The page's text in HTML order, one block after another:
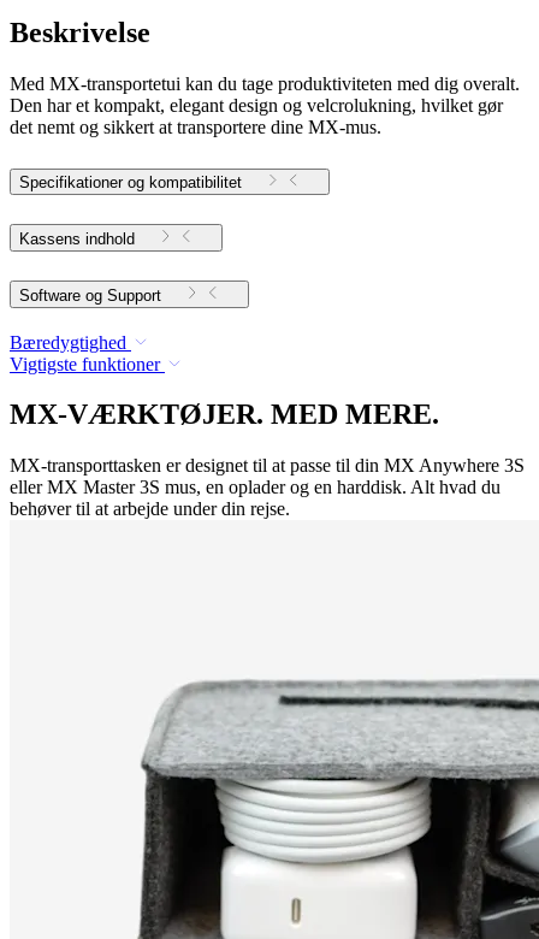
Beskrivelse
Med MX-transportetui kan du tage produktiviteten med dig overalt.
Den har et kompakt, elegant design og velcrolukning, hvilket gør
det nemt og sikkert at transportere dine MX-mus.
Specifikationer og kompatibilitet
Kassens indhold
Software og Support
Bæredygtighed
Vigtigste funktioner
MX-VÆRKTØJER. MED MERE.
MX-transporttasken er designet til at passe til din MX Anywhere 3S
eller MX Master 3S mus, en oplader og en harddisk. Alt hvad du
behøver til at arbejde under din rejse.